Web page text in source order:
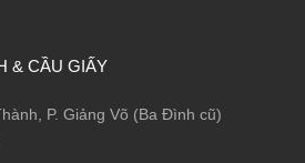
& CẦU GIẤY
P. Giảng Võ (Ba Đình cũ)